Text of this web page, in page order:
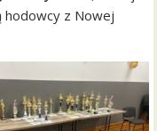
hodowcy z Nowej